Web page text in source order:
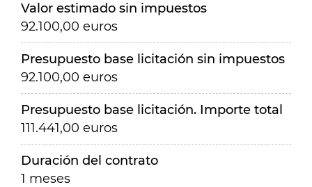
Valor estimado sin impuestos
92.100,00 euros
Presupuesto base licitación sin impuestos
92.100,00 euros
Presupuesto base licitación. Importe total
111.441,00 euros
Duración del contrato
1 meses